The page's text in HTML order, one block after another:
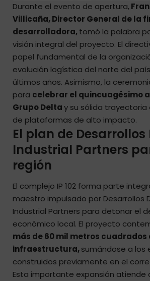
Durante el evento de apertura,
Villicaña, Director General de la
desarrolladora,tomó la palabra
visión integral del proyecto. El
papel fundamental de la
evolución logística del norte del
últimos años. Asimismo, la
para celebrar el quincuagésimo
Grupo Deltay su sólida trayectoria
de plataformas de alto impacto.
El plan de Desarrollos
Industrial Partners
región
El complejo IP 102 forma parte
maestro impulsado por Desarrollos
Industrial Partners para detonar el
económico local. El proyecto
más de 60 mil metros cuadrados
infraestructura,sumándose a los
construidos previamente en el
Esta importante expansión